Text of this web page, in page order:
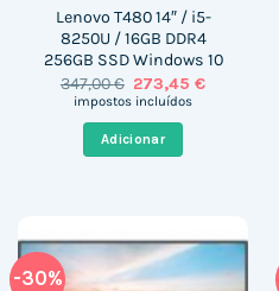
Lenovo T480 14″ / i5-
8250U / 16GB DDR4
256GB SSD Windows 10
347,00€ O
preço
era:
347,00 €.
273,45€O
impostos incluídos
Adicionar
-30%